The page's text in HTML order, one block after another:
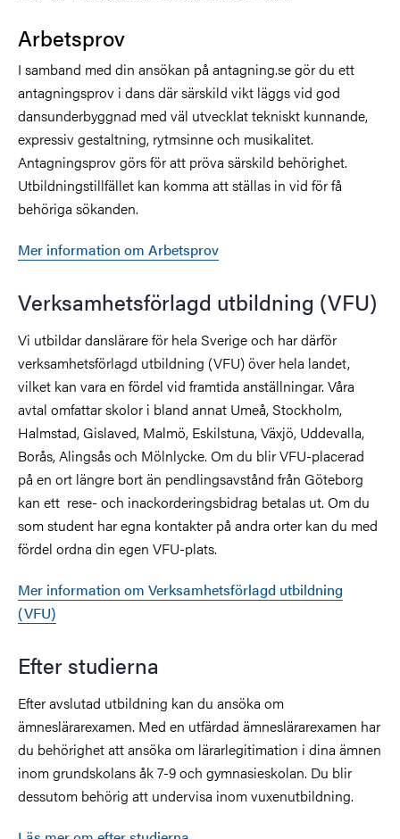
Arbetsprov
I samband med din ansökan på antagning.se gör du ett
antagningsprov i dans där särskild vikt läggs vid god
dansunderbyggnad med väl utvecklat tekniskt kunnande,
expressiv gestaltning, rytmsinne och musikalitet.
Antagningsprov görs för att pröva särskild behörighet.
Utbildningstillfället kan komma att ställas in vid för få
behöriga sökanden.
Mer information om Arbetsprov
Verksamhetsförlagd utbildning (VFU)
Vi utbildar danslärare för hela Sverige och har därför
verksamhetsförlagd utbildning (VFU) över hela landet,
vilket kan vara en fördel vid framtida anställningar. Våra
avtal omfattar skolor i bland annat Umeå, Stockholm,
Halmstad, Gislaved, Malmö, Eskilstuna, Växjö, Uddevalla,
Borås, Alingsås och Mölnlycke. Om du blir VFU-placerad
på en ort längre bort än pendlingsavstånd från Göteborg
kan ett rese- och inackorderingsbidrag betalas ut. Om du
som student har egna kontakter på andra orter kan du med
fördel ordna din egen VFU-plats.
Mer information om Verksamhetsförlagd utbildning
(VFU)
Efter studierna
Efter avslutad utbildning kan du ansöka om
ämneslärarexamen. Med en utfärdad ämneslärarexamen har
du behörighet att ansöka om lärarlegitimation i dina ämnen
inom grundskolans åk 7-9 och gymnasieskolan. Du blir
dessutom behörig att undervisa inom vuxenutbildning.